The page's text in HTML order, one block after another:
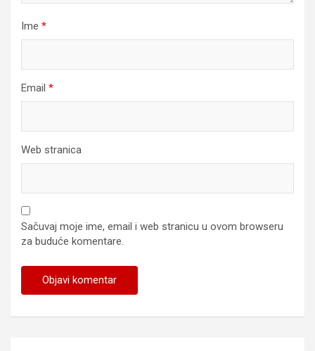
Ime *
Email *
Web stranica
Sačuvaj moje ime, email i web stranicu u ovom browseru
za buduće komentare.